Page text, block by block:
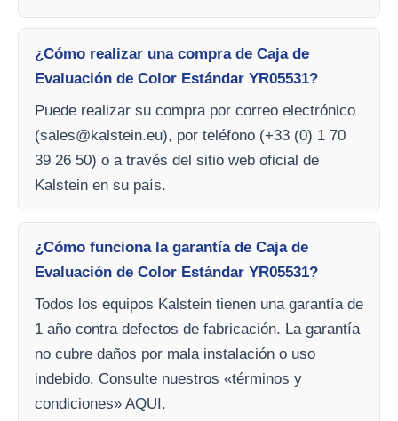
¿Cómo realizar una compra de Caja de
Evaluación de Color Estándar YR05531?
Puede realizar su compra por correo electrónico
(sales@kalstein.eu), por teléfono (+33 (0) 1 70
39 26 50) o a través del sitio web oficial de
Kalstein en su país.
¿Cómo funciona la garantía de Caja de
Evaluación de Color Estándar YR05531?
Todos los equipos Kalstein tienen una garantía de
1 año contra defectos de fabricación. La garantía
no cubre daños por mala instalación o uso
indebido. Consulte nuestros «términos y
condiciones» AQUI.